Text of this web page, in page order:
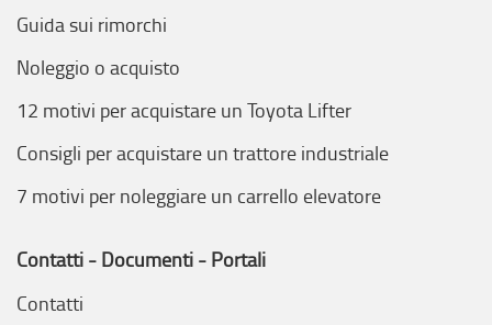
Guida sui rimorchi
Noleggio o acquisto
12 motivi per acquistare un Toyota Lifter
Consigli per acquistare un trattore industriale
7 motivi per noleggiare un carrello elevatore
Contatti - Documenti - Portali
Contatti